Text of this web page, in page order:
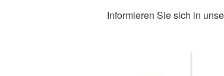
Informieren Sie sich in